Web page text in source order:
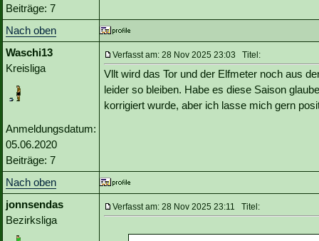
Beiträge: 7
Nach oben
Waschi13
Kreisliga
Anmeldungsdatum:
05.06.2020
Beiträge: 7
Verfasst am: 28 Nov 2025 23:03 Titel:
Vllt wird das Tor und der Elfmeter noch aus
leider so bleiben. Habe es diese Saison
korrigiert wurde, aber ich lasse mich gern
Nach oben
jonnsendas
Bezirksliga
Verfasst am: 28 Nov 2025 23:11 Titel: